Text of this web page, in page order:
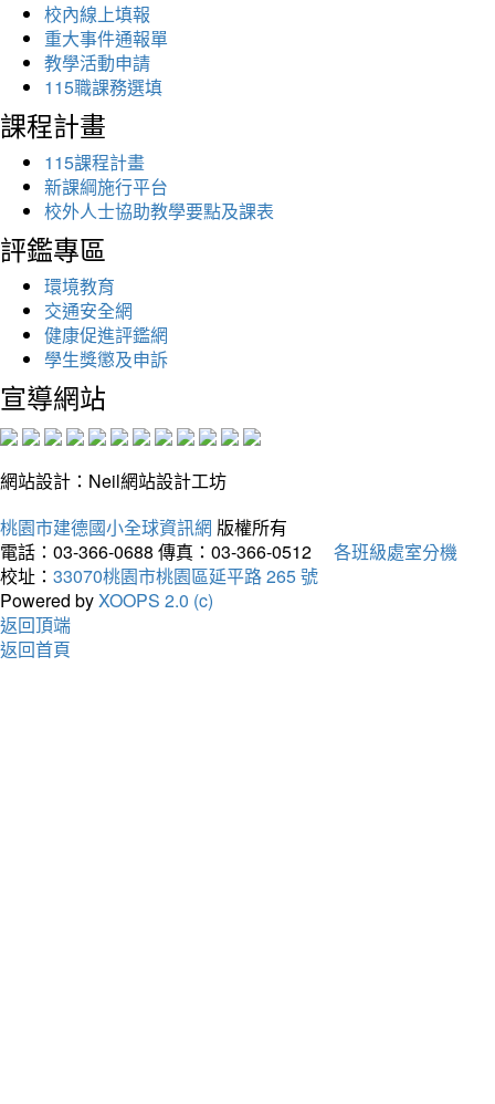
校內線上填報
重大事件通報單
教學活動申請
115職課務選填
課程計畫
115課程計畫
新課綱施行平台
校外人士協助教學要點及課表
評鑑專區
環境教育
交通安全網
健康促進評鑑網
學生獎懲及申訴
宣導網站
網站設計：Neil網站設計工坊
桃園市建德國小全球資訊網 版權所有
電話：03-366-0688 傳真：03-366-0512
各班級處室分機
校址： 33070桃園市桃園區延平路 265 號
Powered byXOOPS 2.0 (c)
返回頂端
返回首頁